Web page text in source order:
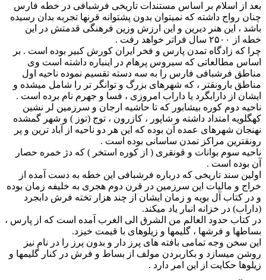
بعد از اسلام بر اساس مستندات تاریخی فرشبافی در خطه فارس
چنان رواج داشته که نمیتوان بدون پشتوانه قرنها تجربه بدان رسیده
باشد ، این هنر دیرین و این ارزش وزین فرهنگی قدمتش در این
خطه از ۲۵۰۰ سال فراتر خواهد رفت .
چرا که زادگاه تمدن پارس و فخر ایران کورش کبیر بوده است . بر
اساس مطالعاتی که سیروس پرهام در اینباره داشته است وی
مناطق فرشبافی فارس را به سه دسته تقسیم نموده ناحیه اول
مناطق بارونقتر ، که شهرهای بزرگ و توانگر تر را شامل میشده و
ایشان از دارابگرد یا داراب امروزی ، فسا و جهرم نام برده است .
ناحیه دوم کوره بیشابور که تا حاشیه ارجان و سرزمین لر نشین
کهگلویه امتداد داشته و شاپور ، کازرون ، توج (توز ) و شهر گمشده
نهنجان شهرهای عمده آن بوده که این هر دو ناحیه از آباد ترین و پر
رونقترین مراکز تمدن ساسانی بوده است .
ناحیه سوم بوانات و قونقری ( از کوره استخر ) که دژ خمره حصار
آن بوده است .
اولین سند تاریخی که درباره فرشبافی این خطه به دست آمده از
خراج و مالیات این سرزمین در قرن دوم هجری به خلیفه زمان بوده
و در کتاب آل بویه و زمان ایشان از چند هزار تخته فرش دابجرد
(داراب) در خزانه انبار یاد میکند.
در کتاب حدود العالم من الشرق الی الغرب آمده است که از پارس ،
بساطها و فرشها ، گلیمها و زیلوهای با قیمت خیزد.
این سخن وجه تمامی بافته های پرز دار و بدون پرز را در نام نیز
روشن میسازد و بکاربردن مولف از بساط و فرش در کنار گلیمها و
زیلوها حکایت از این امر دارد .